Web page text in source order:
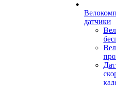
датчики